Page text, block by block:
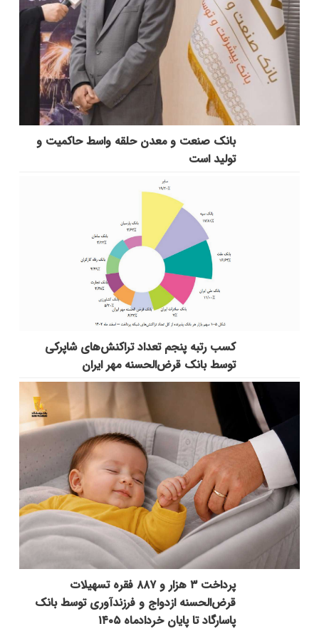
بانك صنعت و معدن حلقه واسط حاكمیت و
تولید است
کسب رتبه پنجم تعداد تراکنش‌های شاپرکی
توسط بانک قرض‌الحسنه مهر ایران
پرداخت ۳ هزار و ۸۸۷ فقره تسهیلات
قرض‌الحسنه ازدواج و فرزندآوری توسط بانک
پاسارگاد تا پایان خردادماه ۱۴۰۵